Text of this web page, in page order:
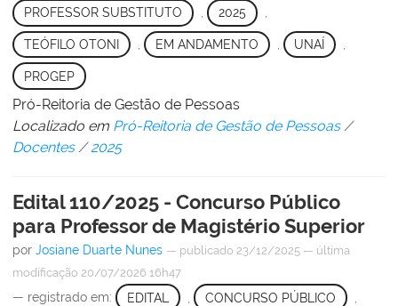
PROFESSOR SUBSTITUTO , 2025 ,
TEÓFILO OTONI EM ANDAMENTO UNAÍ
PROGEP
Pró-Reitoria de Gestão de Pessoas
Localizado em Pró-Reitoria de Gestão de Pessoas /
Docentes /2025
Edital 110/2025 - Concurso Público
para Professor de Magistério Superior
por Josiane Duarte Nunes — publicado 23/12/2025 — última
modificação 20/07/2026 16h47
— registrado em: EDITAL CONCURSO PÚBLICO